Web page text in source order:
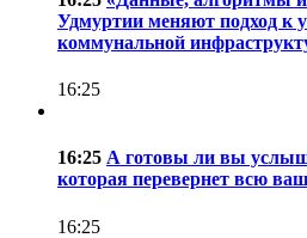
Удмуртии меняют подход к
коммунальной
16:25
16:25 А готовы ли вы
которая перевернет всю
16:25